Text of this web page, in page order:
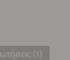
(1)